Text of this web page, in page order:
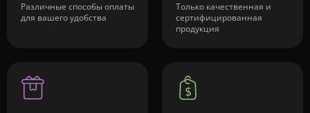
Различные способы оплаты
для вашего удобства
Только качественная и
сертифицированная
продукция